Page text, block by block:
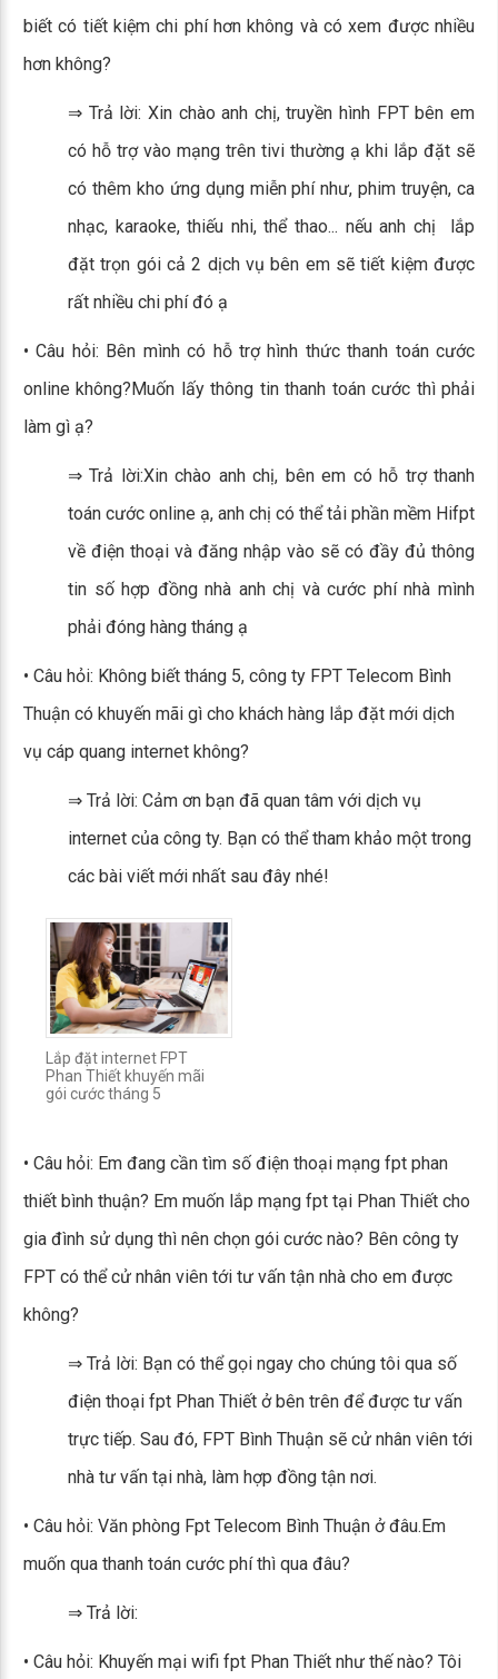
biết có tiết kiệm chi phí hơn không và có xem được nhiều
hơn không?
⇒ Trả lời: Xin chào anh chị, truyền hình FPT bên em
có hỗ trợ vào mạng trên tivi thường ạ khi lắp đặt sẽ
có thêm kho ứng dụng miễn phí như, phim truyện, ca
nhạc, karaoke, thiếu nhi, thể thao... nếu anh chị lắp
đặt trọn gói cả 2 dịch vụ bên em sẽ tiết kiệm được
rất nhiều chi phí đó ạ
• Câu hỏi: Bên mình có hỗ trợ hình thức thanh toán cước
online không?Muốn lấy thông tin thanh toán cước thì phải
làm gì ạ?
⇒ Trả lời:Xin chào anh chị, bên em có hỗ trợ thanh
toán cước online ạ, anh chị có thể tải phần mềm Hifpt
về điện thoại và đăng nhập vào sẽ có đầy đủ thông
tin số hợp đồng nhà anh chị và cước phí nhà mình
phải đóng hàng tháng ạ
• Câu hỏi: Không biết tháng 5, công ty FPT Telecom Bình
Thuận có khuyến mãi gì cho khách hàng lắp đặt mới dịch
vụ cáp quang internet không?
⇒ Trả lời: Cảm ơn bạn đã quan tâm với dịch vụ
internet của công ty. Bạn có thể tham khảo một trong
các bài viết mới nhất sau đây nhé!
Lắp đặt internet FPT
Phan Thiết khuyến mãi
gói cước tháng 5
• Câu hỏi: Em đang cần tìm số điện thoại mạng fpt phan
thiết bình thuận? Em muốn lắp mạng fpt tại Phan Thiết cho
gia đình sử dụng thì nên chọn gói cước nào? Bên công ty
FPT có thể cử nhân viên tới tư vấn tận nhà cho em được
không?
⇒ Trả lời: Bạn có thể gọi ngay cho chúng tôi qua số
điện thoại fpt Phan Thiết ở bên trên để được tư vấn
trực tiếp. Sau đó, FPT Bình Thuận sẽ cử nhân viên tới
nhà tư vấn tại nhà, làm hợp đồng tận nơi.
• Câu hỏi: Văn phòng Fpt Telecom Bình Thuận ở đâu.Em
muốn qua thanh toán cước phí thì qua đâu?
⇒ Trả lời:
• Câu hỏi: Khuyến mại wifi fpt Phan Thiết như thế nào? Tôi